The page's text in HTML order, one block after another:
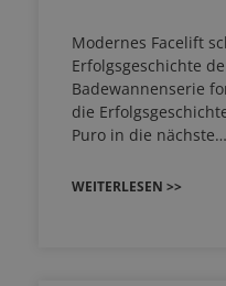
Modernes Facelift
Erfolgsgeschichte
Badewannenserie
die
Puro in die nächste…
WEITERLESEN >>